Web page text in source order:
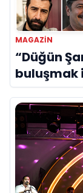
MAGAZIN
“Düğün
buluşmak